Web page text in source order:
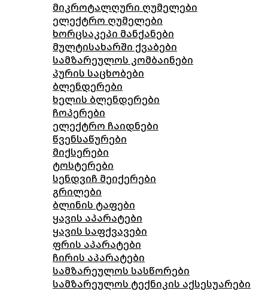
მიკროტალღური ღუმელები
ელექტრო ღუმელები
ხორცსაკეპი მანქანები
მულტისახარში ქვაბები
სამზარეულოს კომბაინები
პურის საცხობები
ბლენდერები
ხელის ბლენდერები
ჩოპერები
ელექტრო ჩაიდნები
წვენსაწურები
მიქსერები
ტოსტერები
სენდვიჩ მეიქერები
გრილები
ბლინის ტაფები
ყავის აპარატები
ყავის საფქვავები
ფრის აპარატები
ჩირის აპარატები
სამზარეულოს სასწორები
სამზარეულოს ტექნიკის აქსესუარები